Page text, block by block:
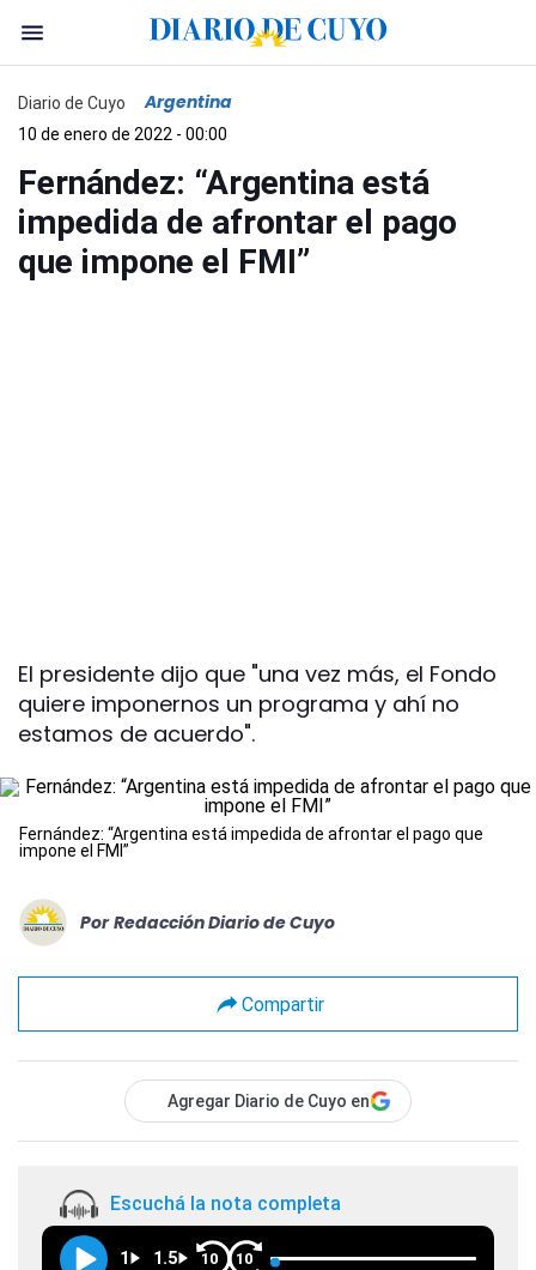
Diario de Cuyo Argentina
10 de enero de 2022 - 00:00
Fernández: “Argentina está
impedida de afrontar el pago
que impone el FMI”
El presidente dijo que "una vez más, el Fondo
quiere imponernos un programa y ahí no
estamos de acuerdo".
Fernández: “Argentina está impedida de afrontar el pago que
impone el FMI”
Por Redacción Diario de Cuyo
Compartir
Agregar Diario de Cuyo en
Escuchá la nota completa
1 1.5 10 10